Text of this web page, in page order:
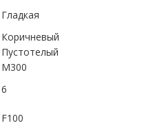
Гладкая
Коричневый
Пустотелый
М300
6
F100